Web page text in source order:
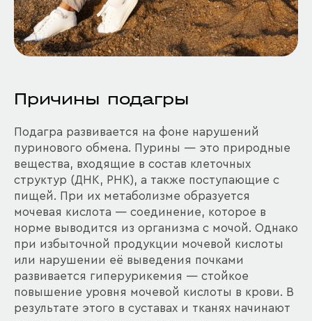
Причины подагры
Подагра развивается на фоне нарушений
пуринового обмена. Пурины — это природные
вещества, входящие в состав клеточных
структур (ДНК, РНК), а также поступающие с
пищей. При их метаболизме образуется
мочевая кислота — соединение, которое в
норме выводится из организма с мочой. Однако
при избыточной продукции мочевой кислоты
или нарушении её выведения почками
развивается гиперурикемия — стойкое
повышение уровня мочевой кислоты в крови. В
результате этого в суставах и тканях начинают